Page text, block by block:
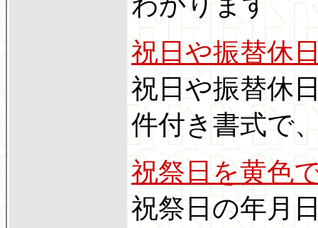
祝日や振替休
祝日や振替休
件付き書式で
祝祭日を黄色
祝祭日の年月